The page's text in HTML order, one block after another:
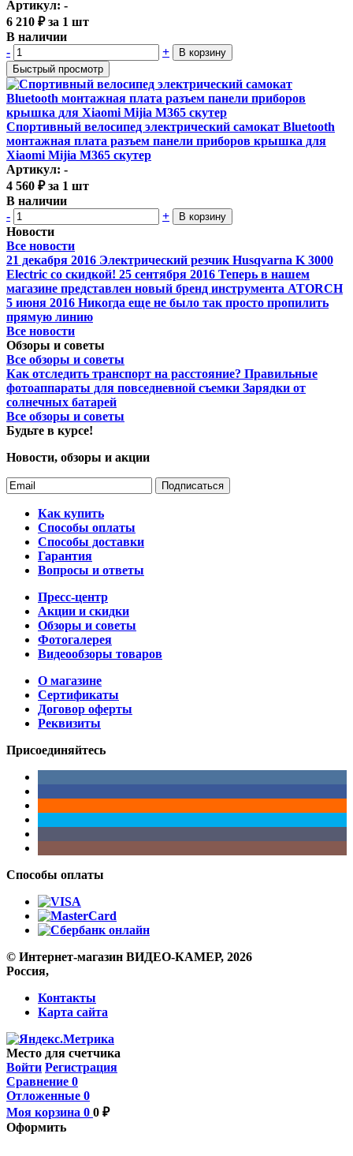
Артикул: -
6 210 ₽за 1 шт
В наличии
-
+
В корзину
Быстрый просмотр
Спортивный велосипед электрический самокат Bluetooth
монтажная плата разъем панели приборов крышка для
Xiaomi Mijia M365 скутер
Артикул: -
4 560 ₽за 1 шт
В наличии
-
+ В корзину
Новости
Все новости
21 декабря 2016 Электрический резчик Husqvarna K 3000
Electric со скидкой! 25 сентября 2016 Теперь в нашем
магазине представлен новый бренд инструмента ATORCH
5 июня 2016 Никогда еще не было так просто пропилить
прямую линию
Все новости
Обзоры и советы
Все обзоры и советы
Как отследить транспорт на расстояние? Правильные
фотоаппараты для повседневной съемки Зарядки от
солнечных батарей
Все обзоры и советы
Будьте в курсе!
Новости, обзоры и акции
Подписаться
Как купить
Способы оплаты
Способы доставки
Гарантия
Вопросы и ответы
Пресс-центр
Акции и скидки
Обзоры и советы
Фотогалерея
Видеообзоры товаров
О магазине
Сертификаты
Договор оферты
Реквизиты
Присоединяйтесь
Способы оплаты
© Интернет-магазин ВИДЕО-КАМЕР, 2026
Россия,
Контакты
Карта сайта
Место для счетчика
Войти Регистрация
Сравнение 0
Отложенные 0
Моя корзина 0 0 ₽
Оформить